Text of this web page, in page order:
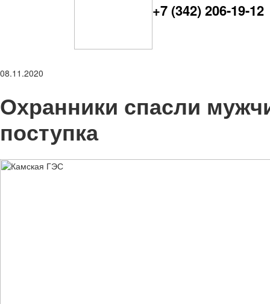
+7 (342) 206-19-12
08.11.2020
Охранники спасли
поступка